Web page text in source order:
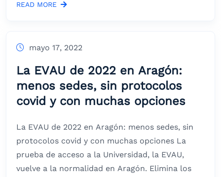
READ MORE
mayo 17, 2022
La EVAU de 2022 en Aragón:
menos sedes, sin protocolos
covid y con muchas opciones
La EVAU de 2022 en Aragón: menos sedes, sin
protocolos covid y con muchas opciones La
prueba de acceso a la Universidad, la EVAU,
vuelve a la normalidad en Aragón. Elimina los